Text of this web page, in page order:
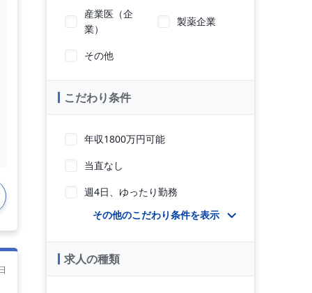
産業医（企
業）
製薬企業
その他
こだわり条件
年収1800万円可能
当直なし
週4日、ゆったり勤務
その他のこだわり条件を表示
求人の種類